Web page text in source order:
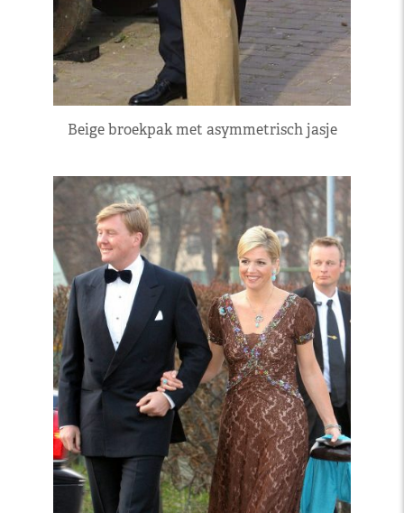
Beige broekpak met asymmetrisch jasje